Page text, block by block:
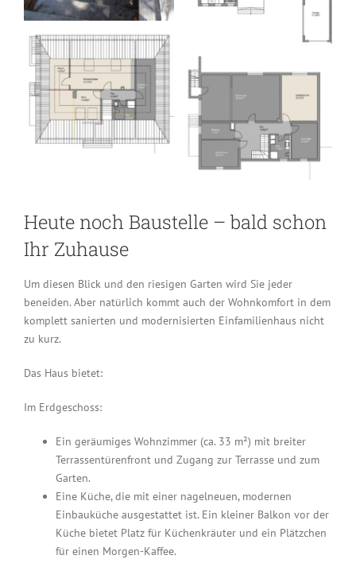
Heute noch Baustelle – bald schon
Ihr Zuhause
Um diesen Blick und den riesigen Garten wird Sie jeder
beneiden. Aber natürlich kommt auch der Wohnkomfort in dem
komplett sanierten und modernisierten Einfamilienhaus nicht
zu kurz.
Das Haus bietet:
Im Erdgeschoss:
Ein geräumiges Wohnzimmer (ca. 33 m²) mit breiter
Terrassentürenfront und Zugang zur Terrasse und zum
Garten.
Eine Küche, die mit einer nagelneuen, modernen
Einbauküche ausgestattet ist. Ein kleiner Balkon vor der
Küche bietet Platz für Küchenkräuter und ein Plätzchen
für einen Morgen-Kaffee.